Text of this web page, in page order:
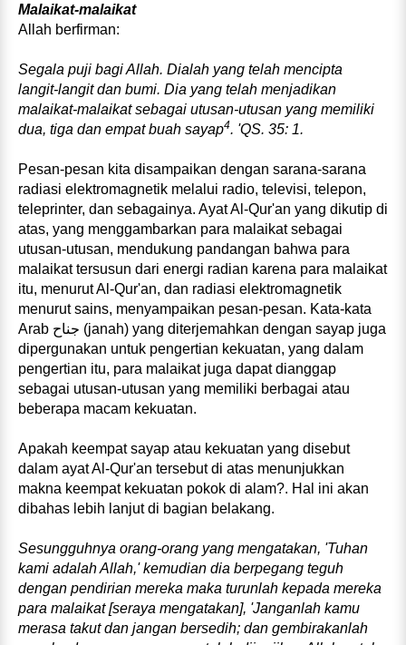
Malaikat‑malaikat
Allah berfirman:
Segala puji bagi Allah. Dialah yang telah mencipta
langit‑langit dan bumi. Dia yang telah menjadikan
malaikat‑malaikat sebagai utusan‑utusan yang memiliki
dua, tiga dan empat buah sayap4. 'QS. 35: 1.
Pesan‑pesan kita disampaikan dengan sarana‑sarana
radiasi elektromagnetik melalui radio, televisi, telepon,
teleprinter, dan sebagainya. Ayat Al‑Qur'an yang dikutip di
atas, yang menggambarkan para malaikat sebagai
utusan-utusan, mendukung pandangan bahwa para
malaikat tersusun dari energi radian karena para malaikat
itu, menurut Al‑Qur'an, dan radiasi elektromagnetik
menurut sains, menyampaikan pesan‑pesan. Kata‑kata
Arab
(janah) yang diterjemahkan dengan sayap juga
dipergunakan untuk pengertian kekuatan, yang dalam
pengertian itu, para malaikat juga dapat dianggap
sebagai utusan‑utusan yang memiliki berbagai atau
beberapa macam kekuatan.
Apakah keempat sayap atau kekuatan yang disebut
dalam ayat Al‑Qur'an tersebut di atas menunjukkan
makna keempat kekuatan pokok di alam?. Hal ini akan
dibahas lebih lanjut di bagian belakang.
Sesungguhnya orang‑orang yang mengatakan, 'Tuhan
kami adalah Allah,' kemudian dia berpegang teguh
dengan pendirian mereka maka turunlah kepada mereka
para malaikat [seraya mengatakan], 'Janganlah kamu
merasa takut dan jangan bersedih; dan gembirakanlah